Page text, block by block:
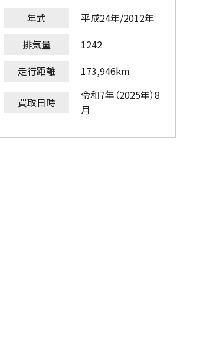
年式
平成24年/2012年
排気量
1242
走行距離
173,946km
買取日時
令和7年（2025年）8
月